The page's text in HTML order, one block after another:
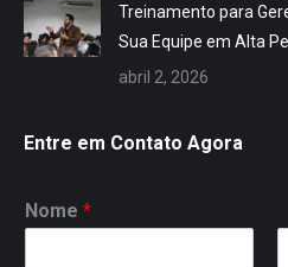
Treinamento para
Sua Equipe em Alta
abril 2, 2026
Entre em Contato Agora
Nome *